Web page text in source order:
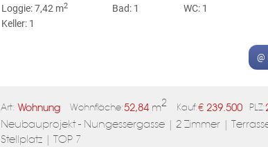
Loggie: 7,42 m2 Bad: 1
WC: 1
Keller: 1
@
Art: Wohnung Wohnfläche:52,84 m2 Kauf:€ 239.500 PLZ:
Neubauprojekt - Nungessergasse | 2 Zimmer |
Stellplatz | TOP 7